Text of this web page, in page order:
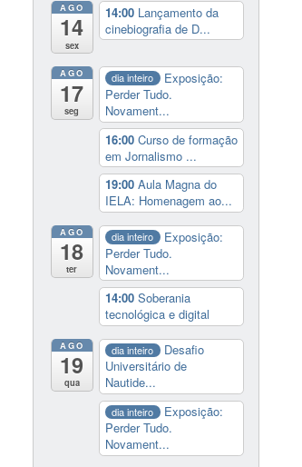
AGO
14
sex
14:00 Lançamento da
cinebiografia de D...
AGO
17
seg
dia inteiro
Exposição:
Perder Tudo.
Novament...
16:00 Curso de formação
em Jornalismo ...
19:00 Aula Magna do
IELA: Homenagem ao...
AGO
18
ter
dia inteiro
Exposição:
Perder Tudo.
Novament...
14:00 Soberania
tecnológica e digital
AGO
19
qua
dia inteiro
Desafio
Universitário de
Nautide...
dia inteiro
Exposição:
Perder Tudo.
Novament...